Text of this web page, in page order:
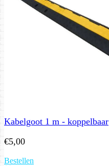
Kabelgoot 1 m - koppelbaar
€5,00
Bestellen